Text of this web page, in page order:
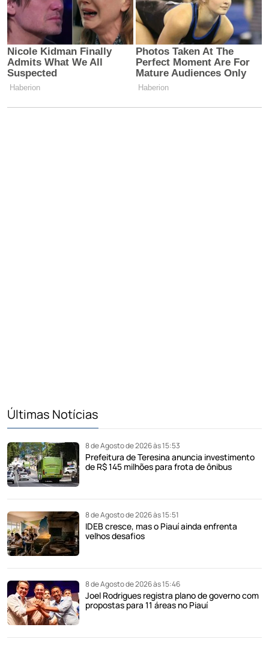
Últimas Notícias
8 de Agosto de 2026 às 15:53
Prefeitura de Teresina anuncia investimento
de R$ 145 milhões para frota de ônibus
8 de Agosto de 2026 às 15:51
IDEB cresce, mas o Piauí ainda enfrenta
velhos desafios
8 de Agosto de 2026 às 15:46
Joel Rodrigues registra plano de governo com
propostas para 11 áreas no Piauí